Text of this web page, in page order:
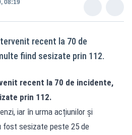
08:19
recent la 70 de
fiind sesizate prin 112.
recent la 70 de incidente,
prin 112.
iar în urma acțiunilor și
sesizate peste 25 de